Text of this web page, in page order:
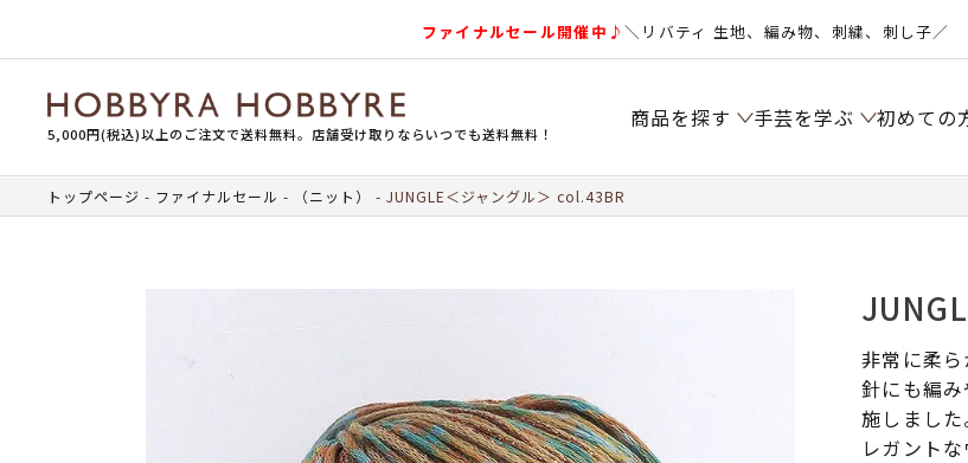
ファイナルセール開催中♪＼リバティ 生地、編み物、刺繍、刺し子／
5,000円(税込)以上のご注文で送料無料。店舗受け取りならいつでも送料無料！
商品を探す 手芸を学ぶ 初めての
トップページ ファイナルセール （ニット） JUNGLE＜ジャングル＞ col.43BR
非常に柔
針にも編
施しまし
レガント